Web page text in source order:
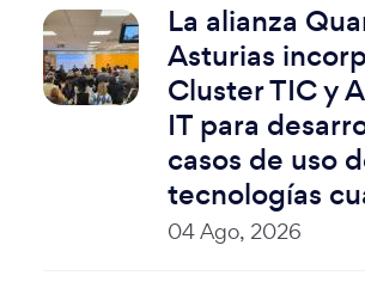
La alianza
Asturias
Cluster TIC y
IT para
casos de uso
tecnologías
04 Ago, 2026